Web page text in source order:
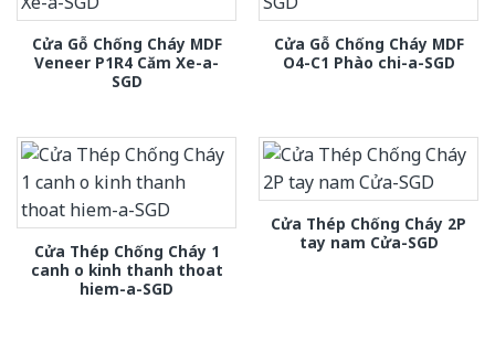
Cửa Gỗ Chống Cháy MDF
Veneer P1R4 Căm Xe-a-
SGD
Cửa Gỗ Chống Cháy MDF
O4-C1 Phào chi-a-SGD
Cửa Thép Chống Cháy 1
canh o kinh thanh thoat
hiem-a-SGD
Cửa Thép Chống Cháy 2P
tay nam Cửa-SGD